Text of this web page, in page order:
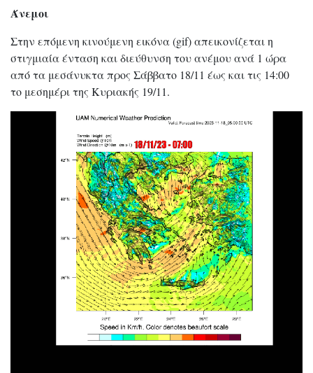
Άνεμοι
Στην επόμενη κινούμενη εικόνα (gif) απεικονίζεται η
στιγμιαία ένταση και διεύθυνση του ανέμου ανά 1 ώρα
από τα μεσάνυκτα προς Σάββατο 18/11 έως και τις 14:00
το μεσημέρι της Κυριακής 19/11.